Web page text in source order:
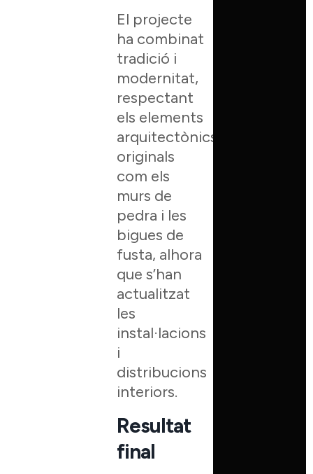
El projecte
ha combinat
tradició i
modernitat,
respectant
els elements
arquitectònics
originals
com els
murs de
pedra i les
bigues de
fusta, alhora
que s’han
actualitzat
les
instal·lacions
i
distribucions
interiors.
Resultat
final